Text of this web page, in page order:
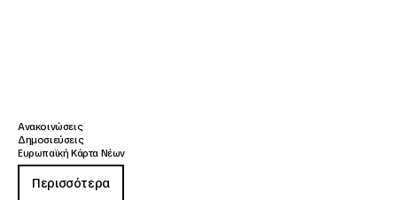
Ανακοινώσεις
Δημοσιεύσεις
Ευρωπαϊκή Κάρτα Νέων
Περισσότερα